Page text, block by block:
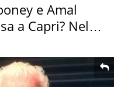
e Amal
a Capri? Nel